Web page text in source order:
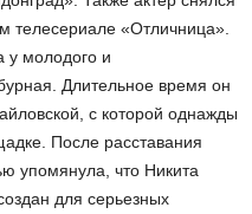
телесериале «Отличница».
у молодого и
Длительное время он
с которой однажды
После расставания
упомянула, что Никита
для серьезных